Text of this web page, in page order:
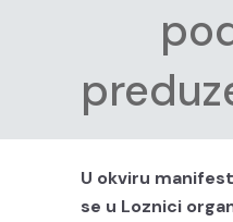
U okviru
se u Loznici